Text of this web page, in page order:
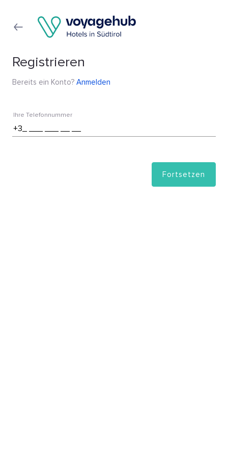
Registrieren
Bereits ein Konto? Anmelden
Ihre Telefonnummer
Fortsetzen